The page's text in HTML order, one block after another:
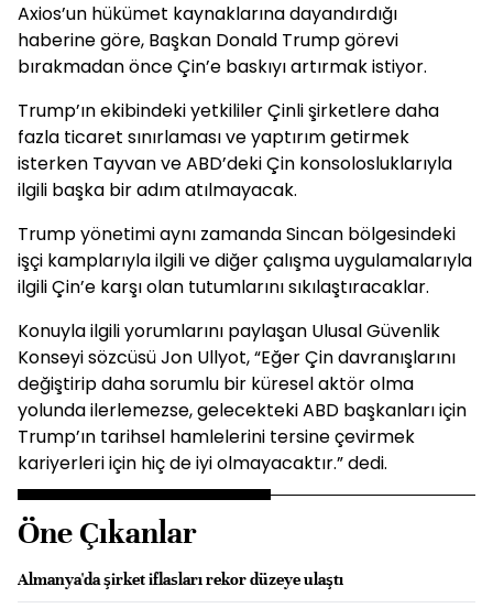
Axios’un hükümet kaynaklarına dayandırdığı
haberine göre, Başkan Donald Trump görevi
bırakmadan önce Çin’e baskıyı artırmak istiyor.
Trump’ın ekibindeki yetkililer Çinli şirketlere daha
fazla ticaret sınırlaması ve yaptırım getirmek
isterken Tayvan ve ABD’deki Çin konsolosluklarıyla
ilgili başka bir adım atılmayacak.
Trump yönetimi aynı zamanda Sincan bölgesindeki
işçi kamplarıyla ilgili ve diğer çalışma uygulamalarıyla
ilgili Çin’e karşı olan tutumlarını sıkılaştıracaklar.
Konuyla ilgili yorumlarını paylaşan Ulusal Güvenlik
Konseyi sözcüsü Jon Ullyot, “Eğer Çin davranışlarını
değiştirip daha sorumlu bir küresel aktör olma
yolunda ilerlemezse, gelecekteki ABD başkanları için
Trump’ın tarihsel hamlelerini tersine çevirmek
kariyerleri için hiç de iyi olmayacaktır.” dedi.
Öne Çıkanlar
Almanya'da şirket iflasları rekor düzeye ulaştı